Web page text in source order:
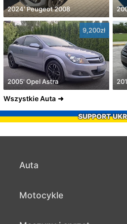
2024' Peugeot 2008
9,200zł
2005' Opel Astra
Wszystkie Auta
SUPPORT
Auta
Motocykle